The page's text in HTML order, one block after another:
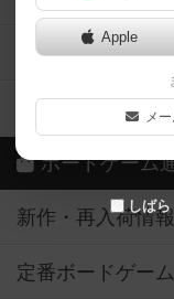
Apple
メ
しばら
ボードゲーム業
ボドゲーマご利
ボードゲーム
新作・再入荷情報
定番ボードゲー